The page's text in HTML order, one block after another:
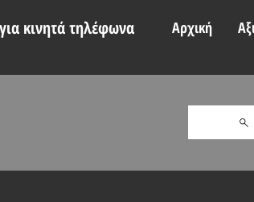
κινητά τηλέφωνα Αρχική